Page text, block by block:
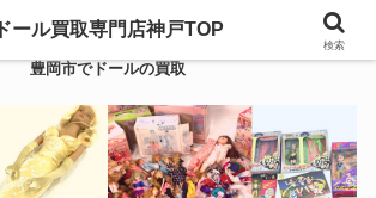
豊岡市でドールの買取
ドール買取専門店神戸TOP
検索